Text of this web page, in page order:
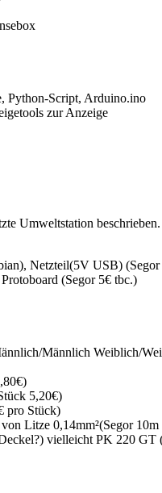
Python-Script, Arduino.ino
zur Anzeige
Umweltstation
Netzteil(5V USB) (Segor
(Segor 5€ tbc.)
Männlich Weiblich/
5,20€)
pro Stück)
Litze 0,14mm²(Segor
vielleicht PK 220 GT